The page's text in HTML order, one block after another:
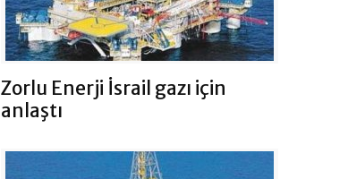
Zorlu Enerji İsrail gazı için
anlaştı